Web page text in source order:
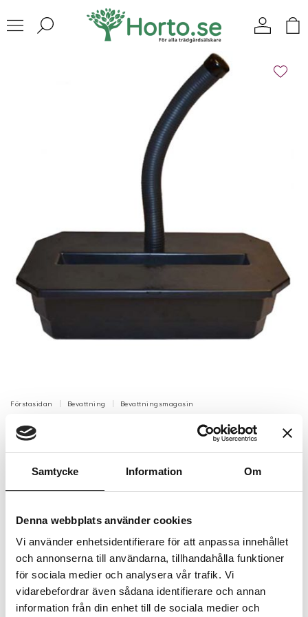
Samtycke Information Om
Denna webbplats använder cookies
Vi använder enhetsidentifierare för att anpassa innehållet
och annonserna till användarna, tillhandahålla funktioner
för sociala medier och analysera vår trafik. Vi
vidarebefordrar även sådana identifierare och annan
information från din enhet till de sociala medier och
Förstasidan Bevattning Bevattningsmagasin
Bevattningstank Rektangulär till
Betongkruka 36L
Bevattningstank till Engla medium betongurna.
Beställningsvara, 1-2v
Inkl. moms: 3 213 kr
Lägg i varukorgen